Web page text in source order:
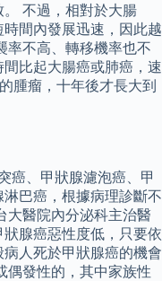
不過，相對於大腸
間內發展迅速，因此越
率不高、轉移機率也不
比起大腸癌或肺癌，速
腫瘤，十年後才長大到
癌、甲狀腺濾泡癌、甲
巴癌，根據病理診斷不
大醫院內分泌科主治醫
腺癌惡性度低，只要依
人死於甲狀腺癌的機會
偶發性的，其中家族性